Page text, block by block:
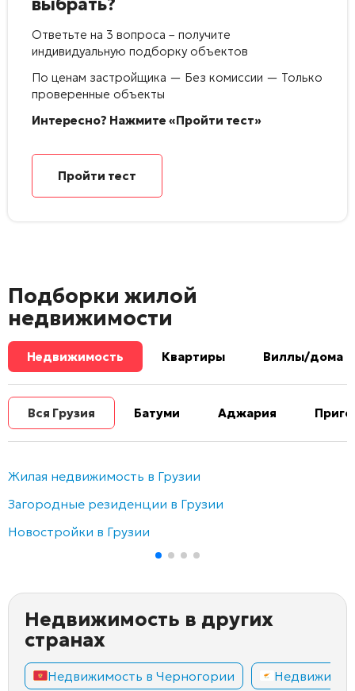
Ответьте на 3 вопроса – получите
индивидуальную подборку объектов
По ценам застройщика — Без комиссии — Только
проверенные объекты
Интересно? Нажмите «Пройти тест»
Пройти тест
Подборки жилой
недвижимости
Недвижимость Квартиры Виллы/дома
Вся Грузия Батуми Аджария
Жилая недвижимость в Грузии
Загородные резиденции в Грузии
Новостройки в Грузии
Недвижимость в других
странах
Недвижимость в Черногории